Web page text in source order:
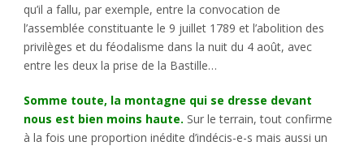
qu’il a fallu, par exemple, entre la convocation de
l’assemblée constituante le 9 juillet 1789 et l’abolition des
privilèges et du féodalisme dans la nuit du 4 août, avec
entre les deux la prise de la Bastille…
Somme toute, la montagne qui se dresse devant
nous est bien moins haute. Sur le terrain, tout confirme
à la fois une proportion inédite d’indécis-e-s mais aussi un